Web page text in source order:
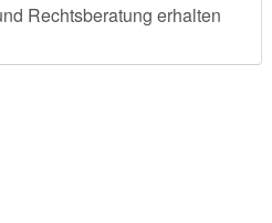
Rechtsberatung erhalten